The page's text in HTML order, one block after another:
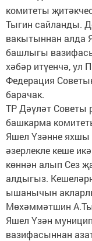
комитеты
Тыгин сайланды.
вакытыннан алда
башлыгы
хәбәр итүенчә, ул
Федерация
барачак.
ТР Дәүләт Советы
башкарма
Яшел Үзәнне яхшы
әзерлекле кеше
көннән алып Сез
алдыгыз.
ышанычын
Мөхәммәтшин
Яшел Үзән
вазифасыннан